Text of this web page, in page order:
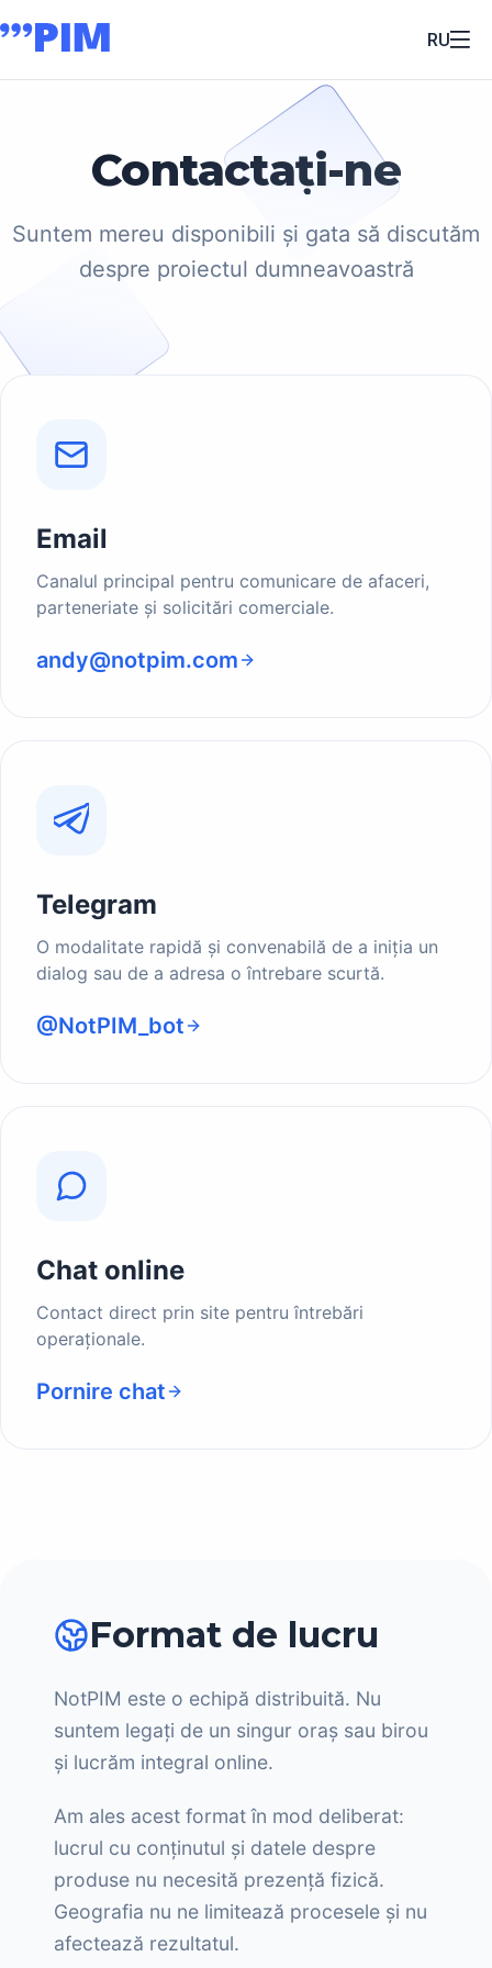
RU
Contactați-ne
Suntem mereu disponibili și gata să discutăm
despre proiectul dumneavoastră
Email
Canalul principal pentru comunicare de afaceri,
parteneriate și solicitări comerciale.
andy@notpim.com
Telegram
O modalitate rapidă și convenabilă de a iniția un
dialog sau de a adresa o întrebare scurtă.
@NotPIM_bot
Chat online
Contact direct prin site pentru întrebări
operaționale.
Pornire chat
Format de lucru
NotPIM este o echipă distribuită. Nu
suntem legați de un singur oraș sau birou
și lucrăm integral online.
Am ales acest format în mod deliberat:
lucrul cu conținutul și datele despre
produse nu necesită prezență fizică.
Geografia nu ne limitează procesele și nu
afectează rezultatul.